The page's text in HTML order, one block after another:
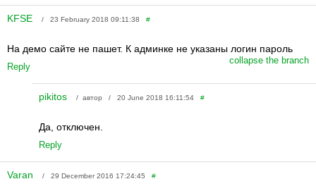
KFSE / 23 February 2018 09:11:38 #
На демо сайте не пашет. К админке не указаны логин пароль
Reply
collapse the branch
pikitos / автор / 20 June 2018 16:11:54 #
Да, отключен.
Reply
Varan / 29 December 2016 17:24:45 #